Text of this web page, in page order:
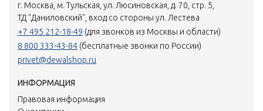
г. Москва, м. Тульская, ул. Люсиновская, д. 70, стр. 5,
ТД "Даниловский", вход со стороны ул. Лестева
+7 495 212-18-49 (для звонков из Москвы и области)
8 800 333-43-84 (бесплатные звонки по России)
privet@dewalshop.ru
ИНФОРМАЦИЯ
Правовая информация